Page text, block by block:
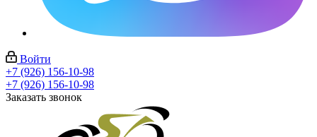
Войти
+7 (926) 156-10-98
+7 (926) 156-10-98
Заказать звонок